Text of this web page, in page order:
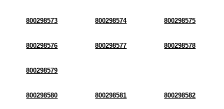
800298573 800298574 800298575
800298576 800298577 800298578
800298579
800298580 800298581 800298582